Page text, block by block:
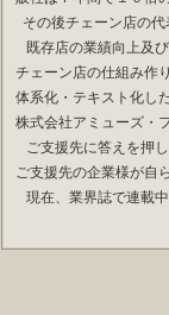
その後チェーン店の
既存店の業績向上及
チェーン店の仕組み作
体系化・テキスト化し
株式会社アミューズ・
ご支援先に答えを押し
ご支援先の企業様が自
現在、業界誌で連載中